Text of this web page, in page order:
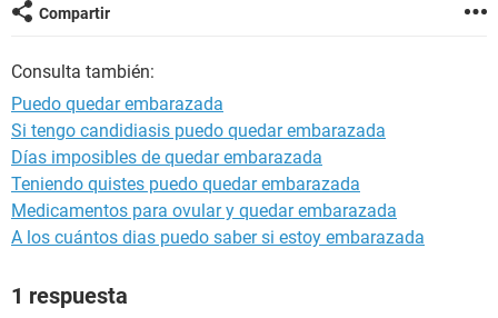
Compartir
Consulta también:
Puedo quedar embarazada
Si tengo candidiasis puedo quedar embarazada
Días imposibles de quedar embarazada
Teniendo quistes puedo quedar embarazada
Medicamentos para ovular y quedar embarazada
A los cuántos dias puedo saber si estoy embarazada
1 respuesta